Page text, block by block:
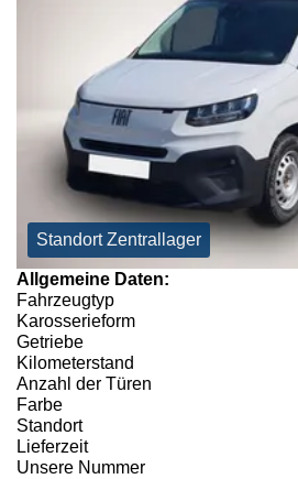
Standort Zentrallager
Allgemeine Daten:
Fahrzeugtyp
Karosserieform
Getriebe
Kilometerstand
Anzahl der Türen
Farbe
Standort
Lieferzeit
Unsere Nummer